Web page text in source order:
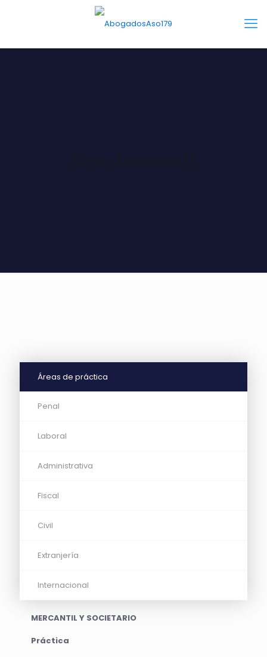
Áreas de práctica
Penal
Laboral
Administrativa
Fiscal
Civil
Extranjería
Internacional
MERCANTIL Y SOCIETARIO
Práctica